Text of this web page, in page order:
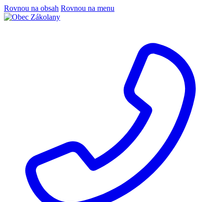
Rovnou na obsah Rovnou na menu